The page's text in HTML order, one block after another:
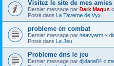
Visitez le site de mes amies
Dernier message par Dark Magus «
Posté dans La Taverne de Vyx
probleme en combat
Dernier message par heavyarm «
Posté dans Le Jeu
Probleme dns le jeu
Dernier message par djidane84 «